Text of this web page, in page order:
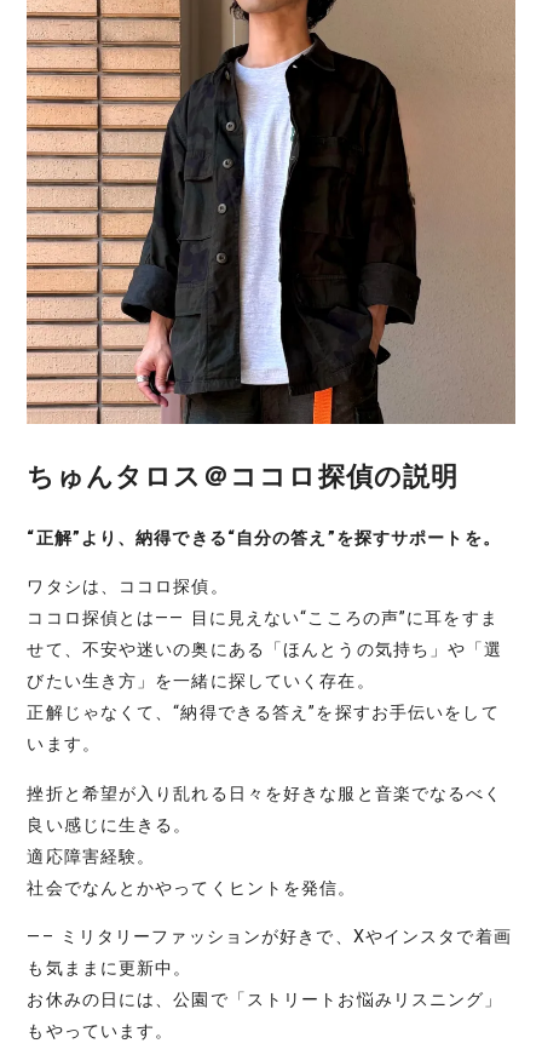
送
り
ちゅんタロス＠ココロ探偵の説明
“正解”より、納得できる“自分の答え”を探すサポートを。
ワタシは、ココロ探偵。
ココロ探偵とは―― 目に見えない“こころの声”に耳をすま
せて、不安や迷いの奥にある「ほんとうの気持ち」や「選
びたい生き方」を一緒に探していく存在。
正解じゃなくて、“納得できる答え”を探すお手伝いをして
います。
挫折と希望が入り乱れる日々を好きな服と音楽でなるべく
良い感じに生きる。
適応障害経験。
社会でなんとかやってくヒントを発信。
—– ミリタリーファッションが好きで、Xやインスタで着画
も気ままに更新中。
お休みの日には、公園で「ストリートお悩みリスニング」
もやっています。